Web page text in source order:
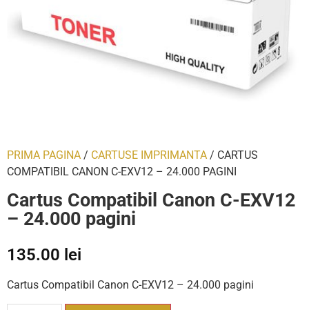
PRIMA PAGINA / CARTUSE IMPRIMANTA / CARTUS
COMPATIBIL CANON C-EXV12 – 24.000 PAGINI
Cartus Compatibil Canon C-EXV12
– 24.000 pagini
135.00 lei
Cartus Compatibil Canon C-EXV12 – 24.000 pagini